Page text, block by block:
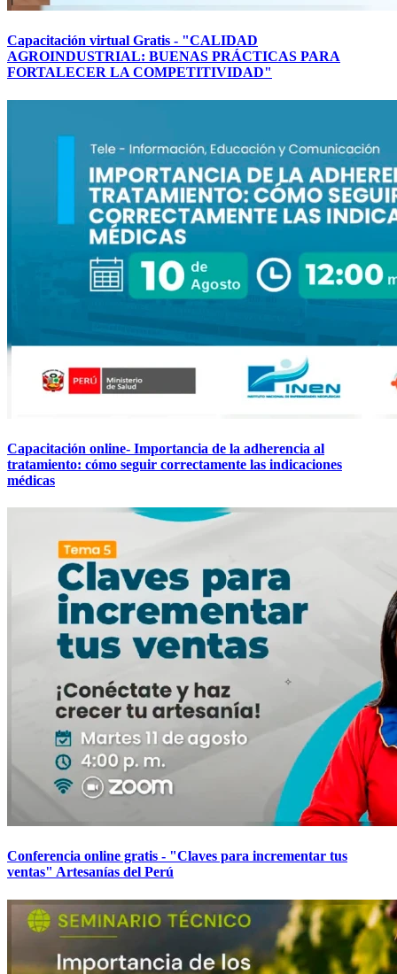
Capacitación virtual Gratis - "CALIDAD
AGROINDUSTRIAL: BUENAS PRÁCTICAS PARA
FORTALECER LA COMPETITIVIDAD"
Capacitación online- Importancia de la adherencia al
tratamiento: cómo seguir correctamente las indicaciones
médicas
Conferencia online gratis - "Claves para incrementar tus
ventas" Artesanías del Perú